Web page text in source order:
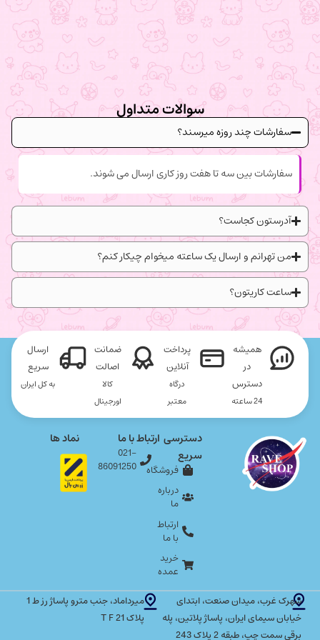
سوالات متداول
سفارشات چند روزه میرسند؟
سفارشات بین سه تا هفت روز کاری ارسال می شوند.
آدرستون کجاست؟
من تهرانم و ارسال یک ساعته میخوام چیکار کنم؟
ساعت کاریتون؟
همیشه
در
دسترس
24 ساعته
پرداخت
آنلاین
درگاه
معتبر
ضمانت
اصالت
کالا
اورجینال
ارسال
سریع
به کل ایران
شهرک غرب، میدان صنعت، ابتدای
خیابان سیمای ایران، پاساژ پلاتین، پله
برقی سمت چپ، طبقه 2 پلاک 243
میرداماد، جنب مترو پاساژ رز ط 1
پلاک T F 21
دسترسی
سریع
فروشگاه
درباره
ما
ارتباط
با ما
خرید
عمده
ارتباط با ما
021-
86091250
نماد ها